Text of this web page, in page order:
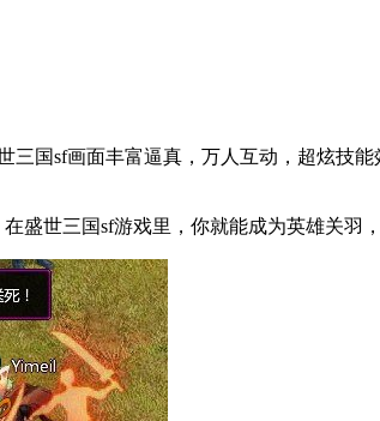
sf画面丰富逼真，万人互动，超炫技能
世三国sf游戏里，你就能成为英雄关羽，